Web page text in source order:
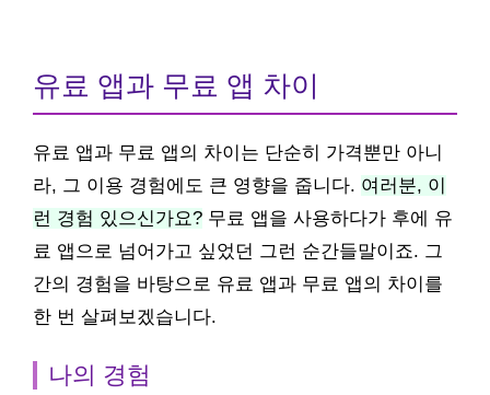
유료 앱과 무료 앱 차이
유료 앱과 무료 앱의 차이는 단순히 가격뿐만 아니
라, 그 이용 경험에도 큰 영향을 줍니다. 여러분, 이
런 경험 있으신가요? 무료 앱을 사용하다가 후에 유
료 앱으로 넘어가고 싶었던 그런 순간들말이죠. 그
간의 경험을 바탕으로 유료 앱과 무료 앱의 차이를
한 번 살펴보겠습니다.
나의 경험